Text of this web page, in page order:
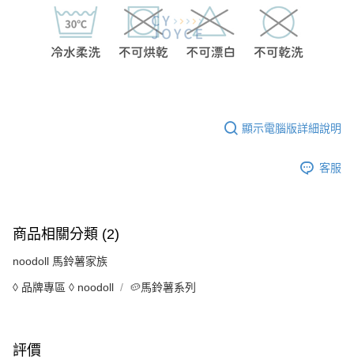
顯示電腦版詳細說明
客服
商品相關分類 (2)
noodoll 馬鈴薯家族
◊ 品牌專區 ◊ noodoll 🥔馬鈴薯系列
評價